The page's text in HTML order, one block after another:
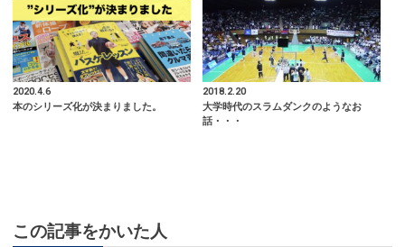
2020.4.6
本のシリーズ化が決まりました。
2018.2.20
大学時代のスラムダンクのようなお
話・・・
この記事をかいた人